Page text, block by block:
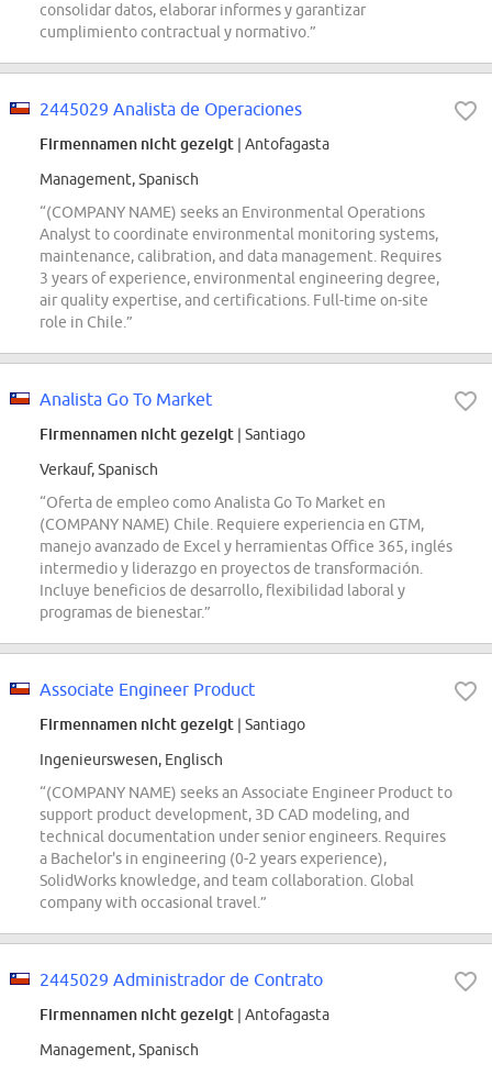
consolidar datos, elaborar informes y garantizar
cumplimiento contractual y normativo.”
2445029 Analista de Operaciones
Firmennamen nicht gezeigt | Antofagasta
Management, Spanisch
“(COMPANY NAME) seeks an Environmental Operations
Analyst to coordinate environmental monitoring systems,
maintenance, calibration, and data management. Requires
3 years of experience, environmental engineering degree,
air quality expertise, and certifications. Full-time on-site
role in Chile.”
Analista Go To Market
Firmennamen nicht gezeigt | Santiago
Verkauf, Spanisch
“Oferta de empleo como Analista Go To Market en
(COMPANY NAME) Chile. Requiere experiencia en GTM,
manejo avanzado de Excel y herramientas Office 365, inglés
intermedio y liderazgo en proyectos de transformación.
Incluye beneficios de desarrollo, flexibilidad laboral y
programas de bienestar.”
Associate Engineer Product
Firmennamen nicht gezeigt | Santiago
Ingenieurswesen, Englisch
“(COMPANY NAME) seeks an Associate Engineer Product to
support product development, 3D CAD modeling, and
technical documentation under senior engineers. Requires
a Bachelor's in engineering (0-2 years experience),
SolidWorks knowledge, and team collaboration. Global
company with occasional travel.”
2445029 Administrador de Contrato
Firmennamen nicht gezeigt | Antofagasta
Management, Spanisch